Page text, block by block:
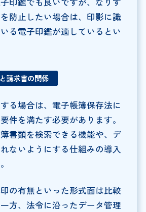
防止したい場合は、印影に識
る電子印鑑が適しているとい
請求書の関係
る場合は、電子帳簿保存法に
件を満たす必要があります。
書類を検索できる機能や、デ
ないようにする仕組みの導入
の有無といった形式面は比較
方、法令に沿ったデータ管理